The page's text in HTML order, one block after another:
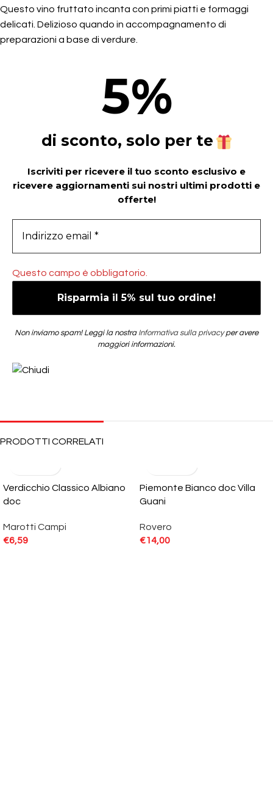
Questo vino fruttato incanta con primi piatti e formaggi
delicati. Delizioso quando in accompagnamento di
preparazioni a base di verdure.
5%
di sconto, solo per te
Iscriviti per ricevere il tuo sconto esclusivo e
ricevere aggiornamenti sui nostri ultimi prodotti e
offerte!
Questo campo è obbligatorio.
Non inviamo spam! Leggi la nostra Informativa sulla privacyper avere
maggiori informazioni.
PRODOTTI CORRELATI
Verdicchio Classico Albiano
doc
Marotti Campi
€6,59
Piemonte Bianco doc Villa
Guani
Rovero
€14,00